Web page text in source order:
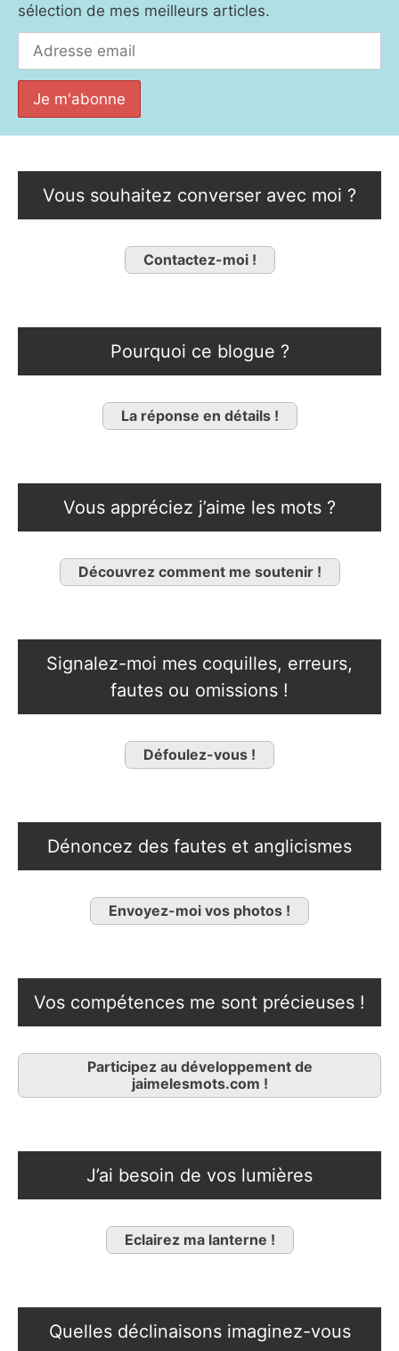
sélection de mes meilleurs articles.
Vous souhaitez converser avec moi ?
Contactez-moi !
Pourquoi ce blogue ?
La réponse en détails !
Vous appréciez j’aime les mots ?
Découvrez comment me soutenir !
Signalez-moi mes coquilles, erreurs,
fautes ou omissions !
Défoulez-vous !
Dénoncez des fautes et anglicismes
Envoyez-moi vos photos !
Vos compétences me sont précieuses !
Participez au développement de
jaimelesmots.com !
J’ai besoin de vos lumières
Eclairez ma lanterne !
Quelles déclinaisons imaginez-vous